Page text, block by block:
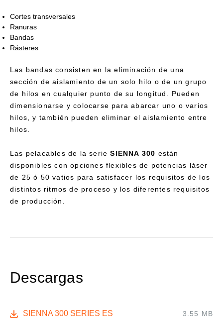
Cortes transversales
Ranuras
Bandas
Rásteres
Las bandas consisten en la eliminación de una
sección de aislamiento de un solo hilo o de un grupo
de hilos en cualquier punto de su longitud. Pueden
dimensionarse y colocarse para abarcar uno o varios
hilos, y también pueden eliminar el aislamiento entre
hilos.
Las pelacables de la serieSIENNA 300 están
disponibles con opciones flexibles de potencias láser
de 25 ó 50 vatios para satisfacer los requisitos de los
distintos ritmos de proceso y los diferentes requisitos
de producción.
Descargas
SIENNA 300 SERIES ES 3.55 MB